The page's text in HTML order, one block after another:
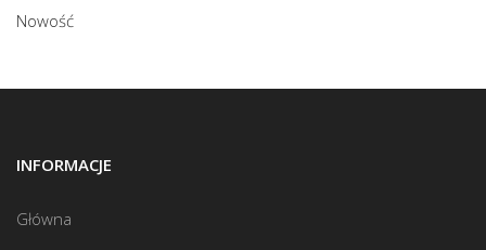
Nowość
INFORMACJE
Główna